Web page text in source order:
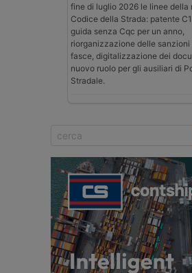
fine di luglio 2026 le linee della
Codice della Strada: patente C1
guida senza Cqc per un anno,
riorganizzazione delle sanzioni
fasce, digitalizzazione dei
nuovo ruolo per gli ausiliari di
Stradale.